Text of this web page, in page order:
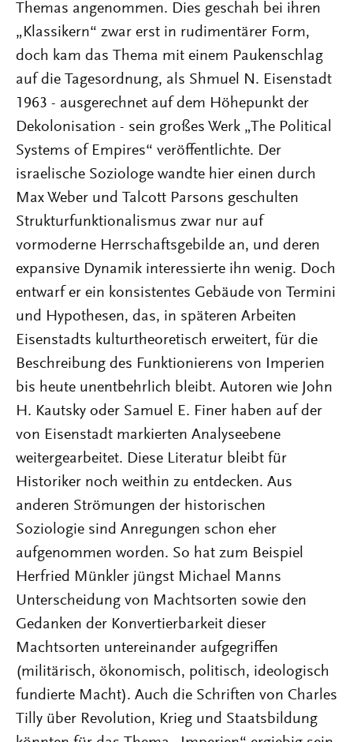
Themas angenommen. Dies geschah bei ihren
„Klassikern“ zwar erst in rudimentärer Form,
doch kam das Thema mit einem Paukenschlag
auf die Tagesordnung, als Shmuel N. Eisenstadt
1963 - ausgerechnet auf dem Höhepunkt der
Dekolonisation - sein großes Werk „The Political
Systems of Empires“ veröffentlichte. Der
israelische Soziologe wandte hier einen durch
Max Weber und Talcott Parsons geschulten
Strukturfunktionalismus zwar nur auf
vormoderne Herrschaftsgebilde an, und deren
expansive Dynamik interessierte ihn wenig. Doch
entwarf er ein konsistentes Gebäude von Termini
und Hypothesen, das, in späteren Arbeiten
Eisenstadts kulturtheoretisch erweitert, für die
Beschreibung des Funktionierens von Imperien
bis heute unentbehrlich bleibt. Autoren wie John
H. Kautsky oder Samuel E. Finer haben auf der
von Eisenstadt markierten Analyseebene
weitergearbeitet. Diese Literatur bleibt für
Historiker noch weithin zu entdecken. Aus
anderen Strömungen der historischen
Soziologie sind Anregungen schon eher
aufgenommen worden. So hat zum Beispiel
Herfried Münkler jüngst Michael Manns
Unterscheidung von Machtsorten sowie den
Gedanken der Konvertierbarkeit dieser
Machtsorten untereinander aufgegriffen
(militärisch, ökonomisch, politisch, ideologisch
fundierte Macht). Auch die Schriften von Charles
Tilly über Revolution, Krieg und Staatsbildung